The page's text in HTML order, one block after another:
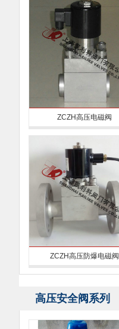
ZCZH高压电磁阀
ZCZH高压防爆电磁阀
高压安全阀系列